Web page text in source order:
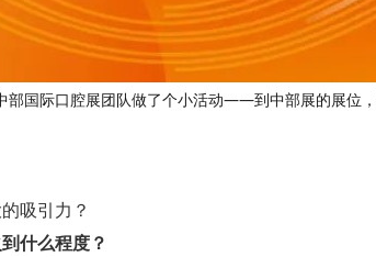
部国际口腔展团队做了个小活动——到中部展的展位，
吸引力？
什么程度？